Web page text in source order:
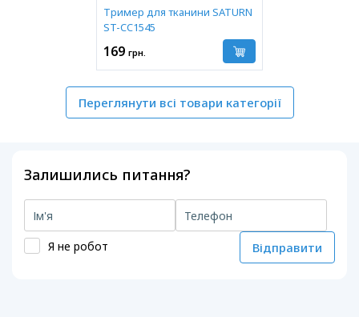
Тример для тканини SATURN
ST-CC1545
169 грн.
Переглянути всі товари категорії
Залишились питання?
Я не робот Відправити